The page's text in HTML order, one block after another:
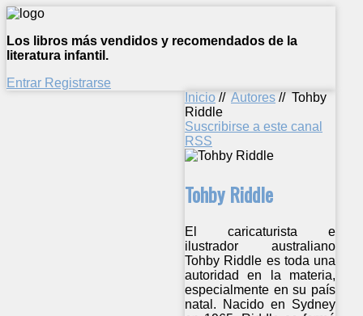
Los libros más vendidos y recomendados de la
literatura infantil.
Entrar Registrarse
Inicio // Autores // Tohby
Riddle
Suscribirse a este canal
RSS
Tohby Riddle
El caricaturista e
ilustrador australiano
Tohby Riddle es toda una
autoridad en la materia,
especialmente en su país
natal. Nacido en Sydney